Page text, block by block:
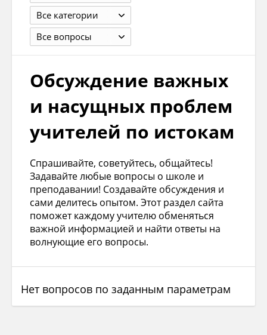
Все категории
Все вопросы
Обсуждение важных
и насущных проблем
учителей по истокам
Спрашивайте, советуйтесь, общайтесь!
Задавайте любые вопросы о школе и
преподавании! Создавайте обсуждения и
сами делитесь опытом. Этот раздел сайта
поможет каждому учителю обменяться
важной информацией и найти ответы на
волнующие его вопросы.
Нет вопросов по заданным параметрам